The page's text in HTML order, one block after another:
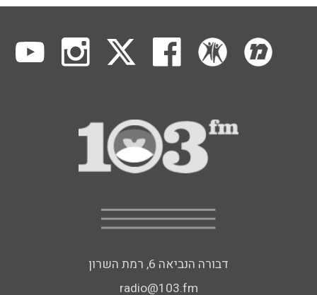
דבורה הנביאה 6, רמת השרון
radio@103.fm